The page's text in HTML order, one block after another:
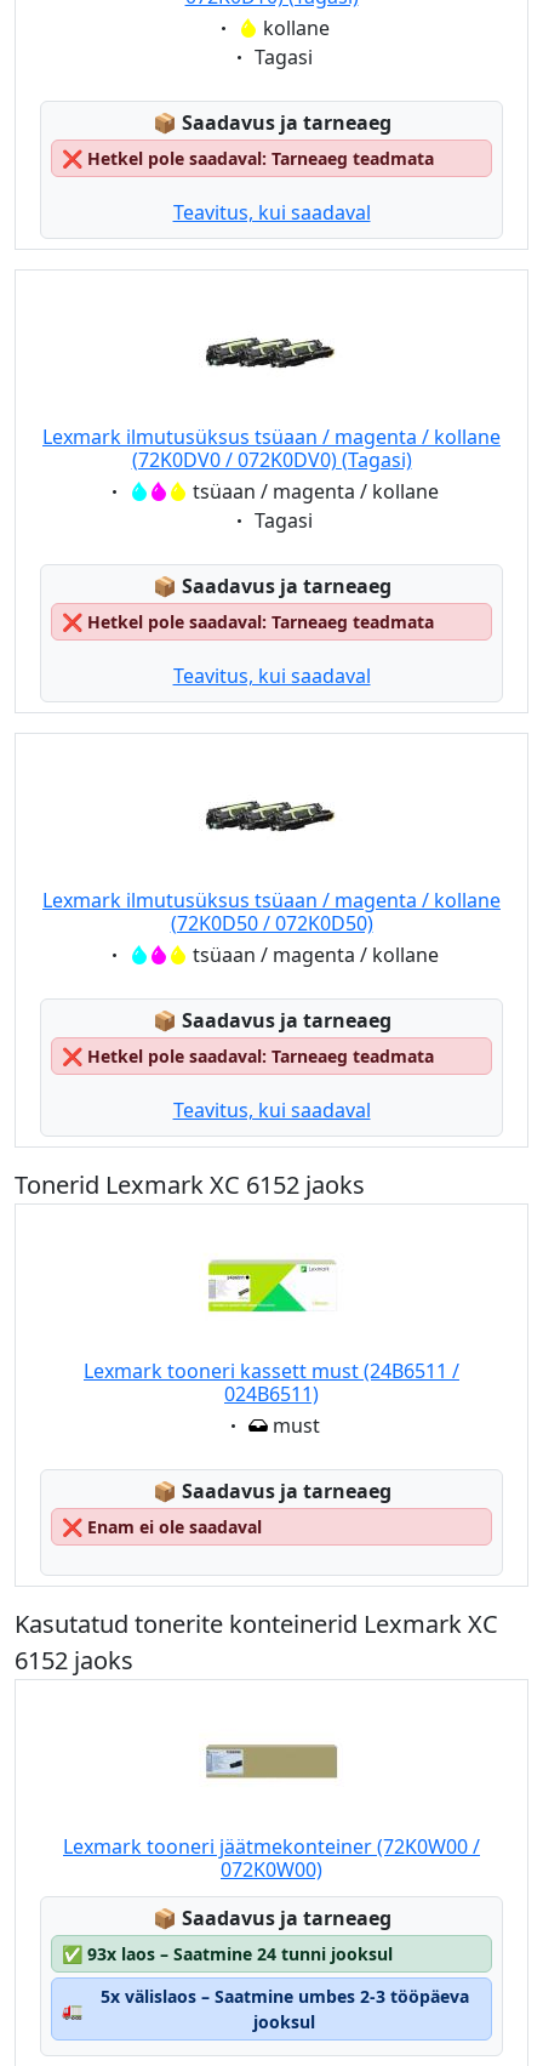
Eigenschaft:
kollane
Eigenschaft:
Tagasi
📦 Lagerstatus:
Saadavus ja tarneaeg
❌ Hetkel pole saadaval: Tarneaeg teadmata
Teavitus, kui saadaval
Lexmark ilmutusüksus tsüaan / magenta / kollane
(72K0DV0 / 072K0DV0) (Tagasi)
Eigenschaft:tsüaan / magenta / kollane
Eigenschaft:
Tagasi
📦 Lagerstatus:
Saadavus ja tarneaeg
❌ Hetkel pole saadaval: Tarneaeg teadmata
Teavitus, kui saadaval
Lexmark ilmutusüksus tsüaan / magenta / kollane
(72K0D50 / 072K0D50)
Eigenschaft:tsüaan / magenta / kollane
📦 Lagerstatus:
Saadavus ja tarneaeg
❌ Hetkel pole saadaval: Tarneaeg teadmata
Teavitus, kui saadaval
Tonerid Lexmark XC 6152 jaoks
Lexmark tooneri kassett must (24B6511 /
024B6511)
Eigenschaft:
must
📦 Lagerstatus:
Saadavus ja tarneaeg
❌ Enam ei ole saadaval
Kasutatud tonerite konteinerid Lexmark XC
6152 jaoks
Lexmark tooneri jäätmekonteiner (72K0W00 /
072K0W00)
📦 Lagerstatus:
Saadavus ja tarneaeg
✅ 93x laos – Saatmine 24 tunni jooksul
🚛
5x välislaos – Saatmine umbes 2-3 tööpäeva
jooksul